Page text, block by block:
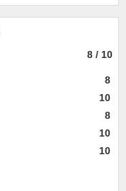
8 / 10
8
10
8
10
10